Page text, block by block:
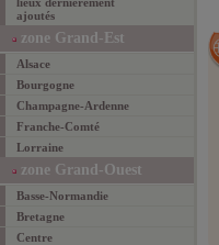
ajoutés
zone Grand-Est
Alsace
Bourgogne
Champagne-Ardenne
Franche-Comté
Lorraine
zone Grand-Ouest
Basse-Normandie
Bretagne
Centre